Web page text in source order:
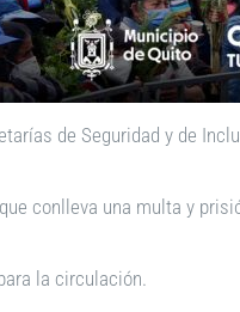
de Seguridad y de
conlleva una multa y
la circulación.